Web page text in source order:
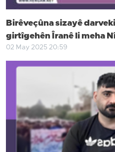
Birêveçûna sizayê
girtîgehên Îranê li meha
02 May 2025 20:59